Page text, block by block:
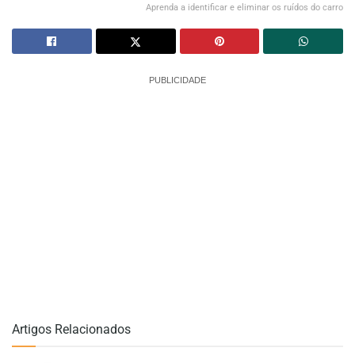
Aprenda a identificar e eliminar os ruídos do carro
PUBLICIDADE
Artigos Relacionados